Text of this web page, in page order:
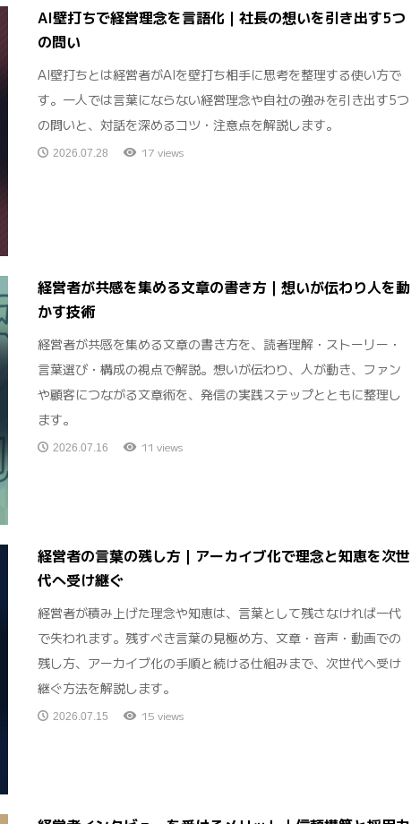
AI壁打ちで経営理念を言語化｜社長の想いを引き出す5つ
の問い
AI壁打ちとは経営者がAIを壁打ち相手に思考を整理する使い方で
す。一人では言葉にならない経営理念や自社の強みを引き出す5つ
の問いと、対話を深めるコツ・注意点を解説します。
2026.07.28 17 views
経営者が共感を集める文章の書き方｜想いが伝わり人を動
かす技術
経営者が共感を集める文章の書き方を、読者理解・ストーリー・
言葉選び・構成の視点で解説。想いが伝わり、人が動き、ファン
や顧客につながる文章術を、発信の実践ステップとともに整理し
ます。
2026.07.16 11 views
経営者の言葉の残し方｜アーカイブ化で理念と知恵を次世
代へ受け継ぐ
経営者が積み上げた理念や知恵は、言葉として残さなければ一代
で失われます。残すべき言葉の見極め方、文章・音声・動画での
残し方、アーカイブ化の手順と続ける仕組みまで、次世代へ受け
継ぐ方法を解説します。
2026.07.15 15 views